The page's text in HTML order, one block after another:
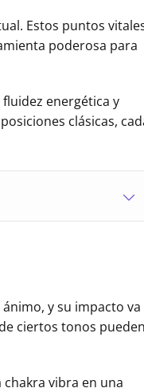
Estos puntos
poderosa para
energética y
clásicas,
y su impacto va
ciertos tonos
chakra vibra en una